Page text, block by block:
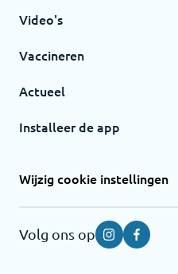
Video's
Vaccineren
Actueel
Installeer de app
Wijzig cookie instellingen
Volg ons op InstagramFacebook